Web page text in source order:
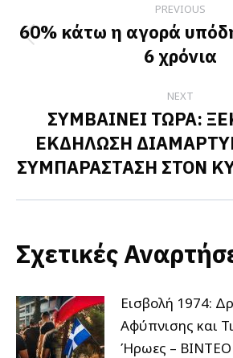
navigation
PREVIOUS
Previous
post:
60% κάτω η αγορά
6 χρόνια
NEXT
Next
post:
ΣΥΜΒΑΙΝΕΙ ΤΩΡΑ:
ΕΚΔΗΛΩΣΗ
ΣΥΜΠΑΡΑΣΤΑΣΗ ΣΤΟΝ
Σχετικές
Εισβολή 1974:
Αφύπνισης και
Ήρωες – ΒΙΝΤΕΟ